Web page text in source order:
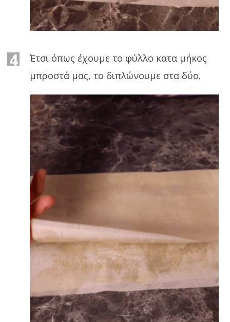
4
Έτσι όπως έχουμε το φύλλο κατα μήκος
μπροστά μας, το διπλώνουμε στα δύο.